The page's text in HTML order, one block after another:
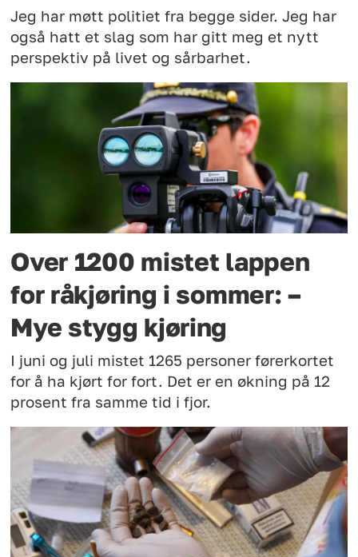
Jeg har møtt politiet fra begge sider. Jeg har
også hatt et slag som har gitt meg et nytt
perspektiv på livet og sårbarhet.
Over 1200 mistet lappen
for råkjøring i sommer: –
Mye stygg kjøring
I juni og juli mistet 1265 personer førerkortet
for å ha kjørt for fort. Det er en økning på 12
prosent fra samme tid i fjor.